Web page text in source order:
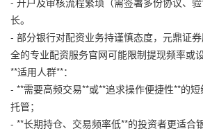
长。
- 部分银行对配资业务持谨慎态度， 元鼎证
全的专业配资服务官网可能限制提现频率或
**适用人群**：
- **需要高频交易**或**追求操作便捷性**的
托管；
- **长期持仓、交易频率低**的投资者更适合